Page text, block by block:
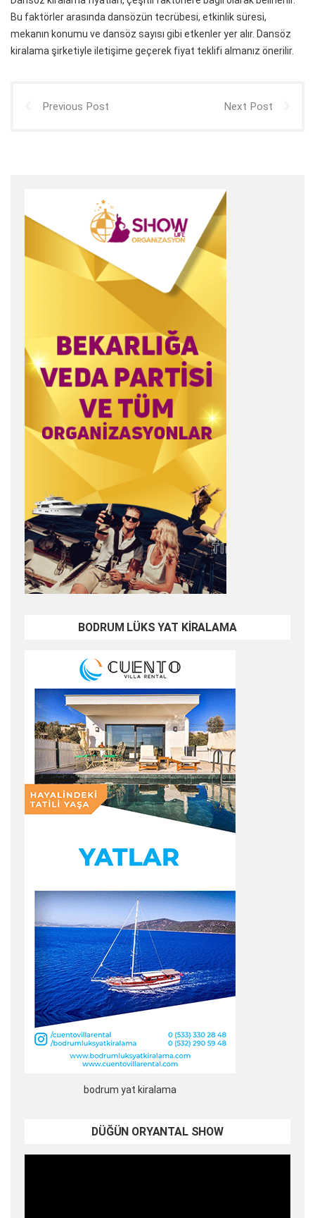
Bu faktörler arasında dansözün tecrübesi, etkinlik süresi,
mekanın konumu ve dansöz sayısı gibi etkenler yer alır. Dansöz
kiralama şirketiyle iletişime geçerek fiyat teklifi almanız önerilir.
Previous Post Next Post
BODRUM LÜKS YAT KİRALAMA
bodrum yat kiralama
DÜĞÜN ORYANTAL SHOW